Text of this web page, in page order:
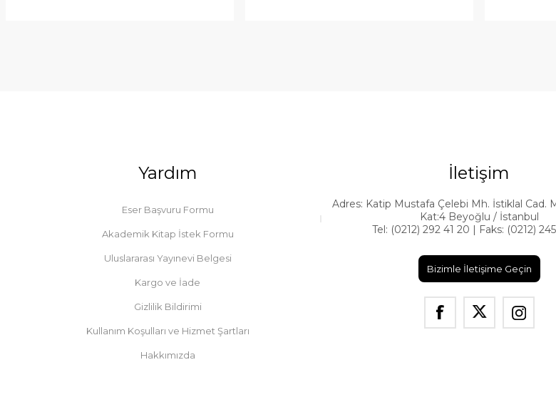
Yardım
Eser Başvuru Formu
Akademik Kitap İstek Formu
Uluslararası Yayınevi Belgesi
Kargo ve İade
Gizlilik Bildirimi
Kullanım Koşulları ve Hizmet Şartları
Hakkımızda
İletişim
Adres: Katip Mustafa Çelebi Mh. İstiklal Cad.
Kat:4 Beyoğlu / İstanbul
Tel: (0212) 292 41 20 | Faks: (0212)
Bizimle İletişime Geçin